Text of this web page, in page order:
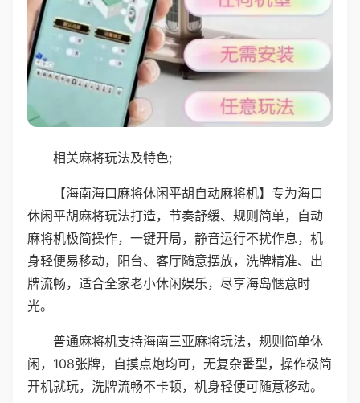
相关麻将玩法及特色;
【海南海口麻将休闲平胡自动麻将机】专为海口
休闲平胡麻将玩法打造，节奏舒缓、规则简单，自动
麻将机极简操作，一键开局，静音运行不扰作息，机
身轻便易移动，阳台、客厅随意摆放，洗牌精准、出
牌流畅，适合全家老小休闲娱乐，尽享海岛惬意时
光。
普通麻将机支持海南三亚麻将玩法，规则简单休
闲，108张牌，自摸点炮均可，无复杂番型，操作极简
开机就玩，洗牌流畅不卡顿，机身轻便可随意移动。